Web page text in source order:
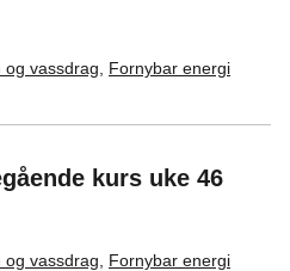
og vassdrag Fornybar energi
kurs uke 46
og vassdrag Fornybar energi